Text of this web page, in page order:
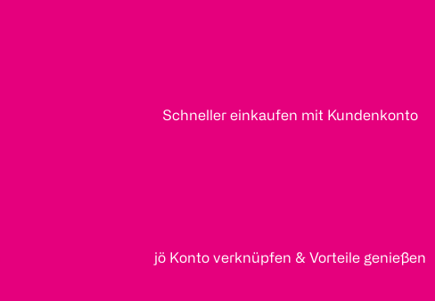
Schneller einkaufen mit Kundenkonto
jö Konto verknüpfen & Vorteile genießen